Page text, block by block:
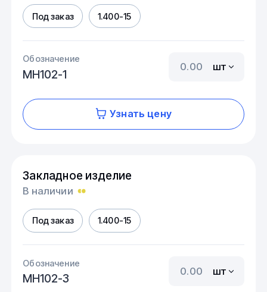
Под заказ 1.400-15
Обозначение
МН102-1
шт
Узнать цену
Закладное изделие
В наличии
Под заказ 1.400-15
Обозначение
МН102-3
шт